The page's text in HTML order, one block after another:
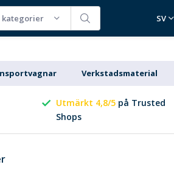
kategorier SV
Verkstadsmaterial
Utmärkt 4,8/5 på Trusted
Shops